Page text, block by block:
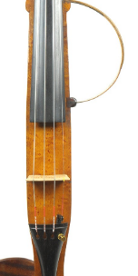
Ordini
Preferiti
Violini bambini
Archetti violino
Archetti violoncello
Accessori
CV Selectio